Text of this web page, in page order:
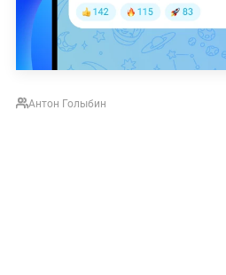
Антон Голыбин